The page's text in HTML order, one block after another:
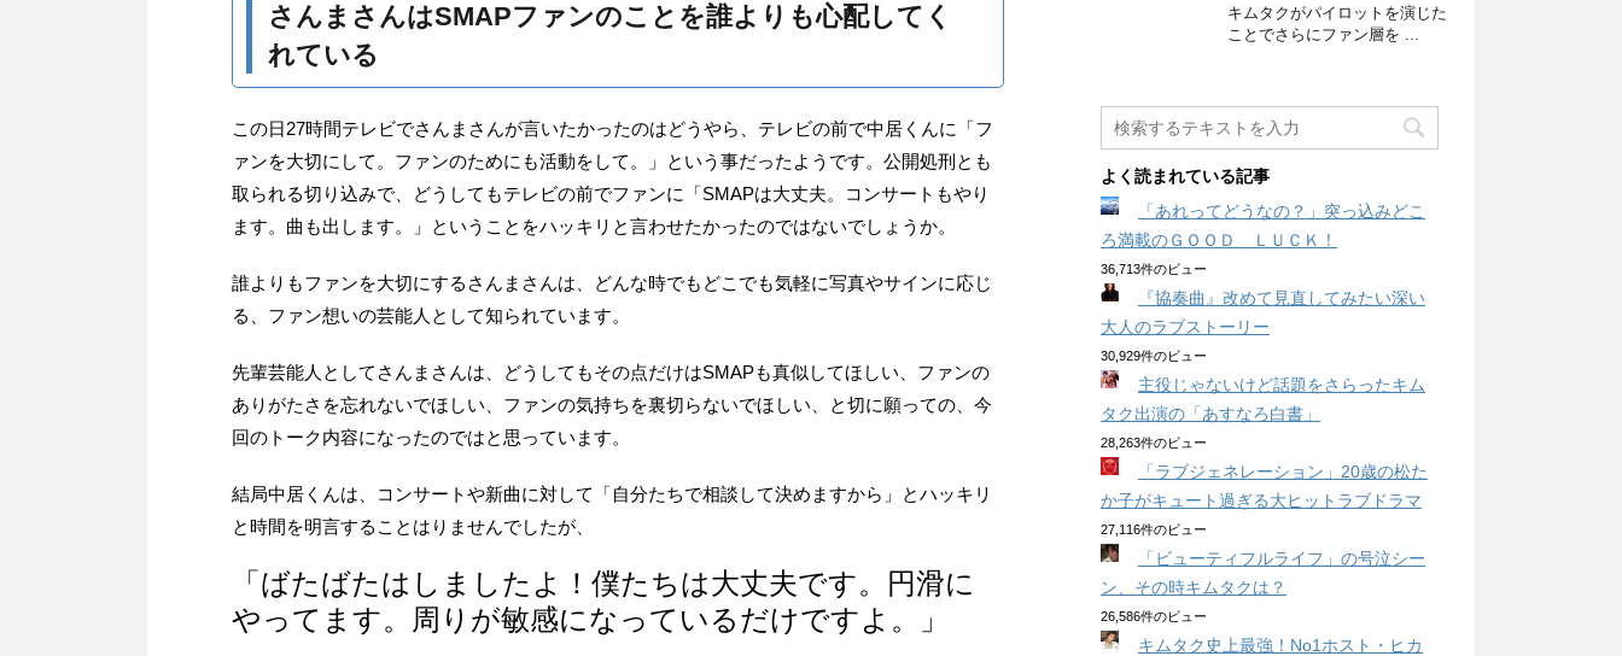
さんまさんはSMAPファンのことを誰よりも心配してく
れている
この日27時間テレビでさんまさんが言いたかったのはどうやら、テレビの前で中居くんに「フ
ァンを大切にして。ファンのためにも活動をして。」という事だったようです。公開処刑とも
取られる切り込みで、どうしてもテレビの前でファンに「SMAPは大丈夫。コンサートもやり
ます。曲も出します。」ということをハッキリと言わせたかったのではないでしょうか。
誰よりもファンを大切にするさんまさんは、どんな時でもどこでも気軽に写真やサインに応じ
る、ファン想いの芸能人として知られています。
先輩芸能人としてさんまさんは、どうしてもその点だけはSMAPも真似してほしい、ファンの
ありがたさを忘れないでほしい、ファンの気持ちを裏切らないでほしい、と切に願っての、今
回のトーク内容になったのではと思っています。
結局中居くんは、コンサートや新曲に対して「自分たちで相談して決めますから」とハッキリ
と時間を明言することはりませんでしたが、
「ばたばたはしましたよ！僕たちは大丈夫です。円滑に
やってます。周りが敏感になっているだけですよ。」
キムタクがパイロットを演じた
ことでさらにファン層を ...
よく読まれている記事
「あれってどうなの？」突っ込みどこ
ろ満載のＧＯＯＤ ＬＵＣＫ！
36,713件のビュー
『協奏曲』改めて見直してみたい深い
大人のラブストーリー
30,929件のビュー
主役じゃないけど話題をさらったキム
タク出演の「あすなろ白書」
28,263件のビュー
「ラブジェネレーション」20歳の松た
か子がキュート過ぎる大ヒットラブドラマ
27,116件のビュー
「ビューティフルライフ」の号泣シー
ン、その時キムタクは？
26,586件のビュー
キムタク史上最強！No1ホスト・ヒカ